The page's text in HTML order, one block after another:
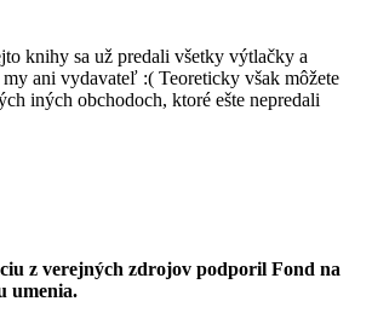
knihy sa už predali všetky výtlačky a
my ani vydavateľ :( Teoreticky však môžete
iných obchodoch, ktoré ešte nepredali
z verejných zdrojov podporil Fond na
umenia.